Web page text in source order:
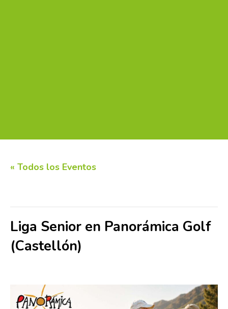
« Todos los Eventos
Liga Senior en Panorámica Golf
(Castellón)